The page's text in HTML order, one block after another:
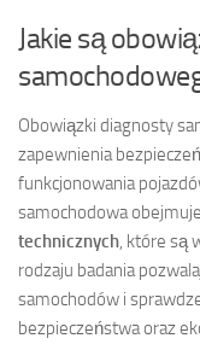
Jakie są
Obowiązki diagnosty
zapewnienia
funkcjonowania
samochodowa
technicznych, które są
rodzaju badania
samochodów i
bezpieczeństwa oraz